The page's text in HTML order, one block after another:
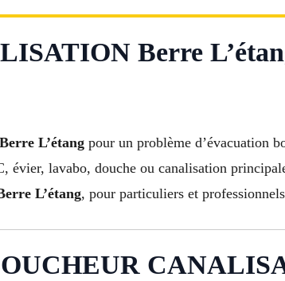
Berre
L’étang pour un problème d’évacuation
évier, lavabo, douche ou canalisation
L’étang, pour particuliers et